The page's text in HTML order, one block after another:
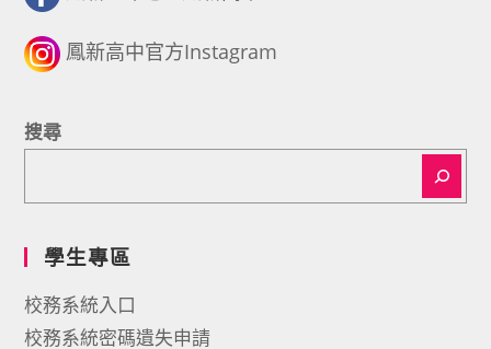
鳳新高中官方Instagram
搜尋
學生專區
校務系統入口
校務系統密碼遺失申請